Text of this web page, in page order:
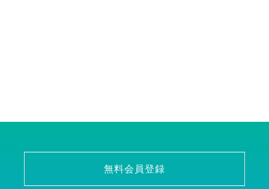
無料会員登録